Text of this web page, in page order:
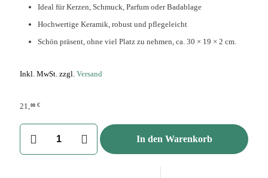
Ideal für Kerzen, Schmuck, Parfum oder Badablage
Hochwertige Keramik, robust und pflegeleicht
Schön präsent, ohne viel Platz zu nehmen, ca. 30 × 19 × 2 cm.
Inkl. MwSt. zzgl. Versand
21,00 €
Dekotablett
Apricot,
In den Warenkorb